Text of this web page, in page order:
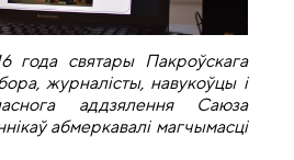
года святары Пакроўскага
журналісты, навукоўцы і
аддзялення Саюза
абмеркавалі магчымасці